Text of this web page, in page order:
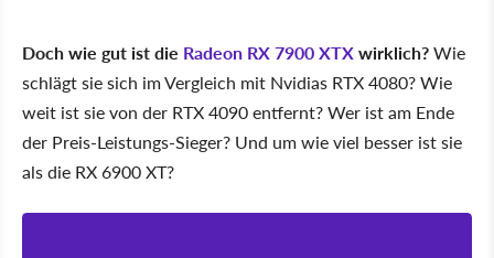
Doch wie gut ist die Radeon RX 7900 XTXwirklich?Wie
schlägt sie sich im Vergleich mit Nvidias RTX 4080? Wie
weit ist sie von der RTX 4090 entfernt? Wer ist am Ende
der Preis-Leistungs-Sieger? Und um wie viel besser ist sie
als die RX 6900 XT?